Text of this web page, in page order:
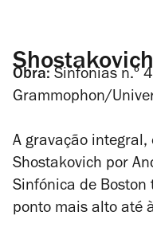
Shostakovich
Obra: Sinfonias n.º
Grammophon/
A gravação
Shostakovich por
Sinfónica de Boston
ponto mais alto até